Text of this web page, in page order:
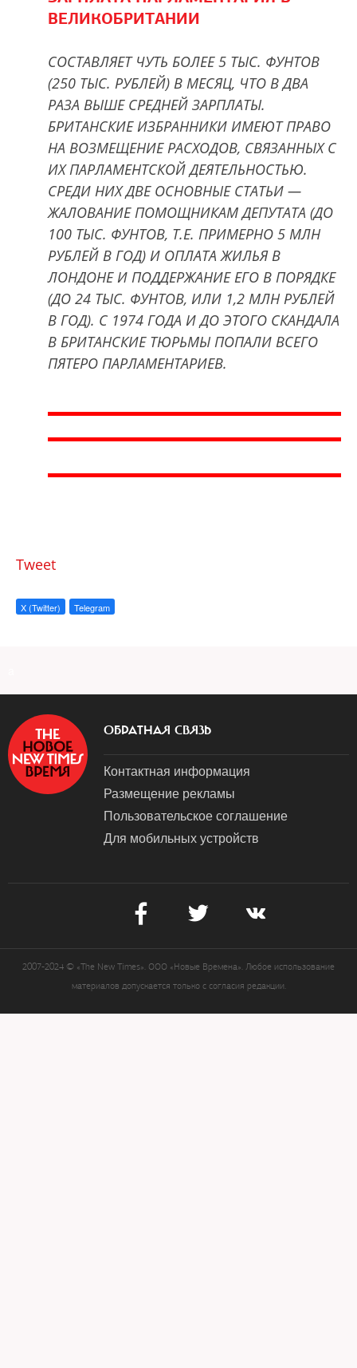
ВЕЛИКОБРИТАНИИ
СОСТАВЛЯЕТ ЧУТЬ БОЛЕЕ 5 ТЫС. ФУНТОВ
(250 ТЫС. РУБЛЕЙ) В МЕСЯЦ, ЧТО В ДВА
РАЗА ВЫШЕ СРЕДНЕЙ ЗАРПЛАТЫ.
БРИТАНСКИЕ ИЗБРАННИКИ ИМЕЮТ ПРАВО
НА ВОЗМЕЩЕНИЕ РАСХОДОВ, СВЯЗАННЫХ С
ИХ ПАРЛАМЕНТСКОЙ ДЕЯТЕЛЬНОСТЬЮ.
СРЕДИ НИХ ДВЕ ОСНОВНЫЕ СТАТЬИ —
ЖАЛОВАНИЕ ПОМОЩНИКАМ ДЕПУТАТА (ДО
100 ТЫС. ФУНТОВ, Т.Е. ПРИМЕРНО 5 МЛН
РУБЛЕЙ В ГОД) И ОПЛАТА ЖИЛЬЯ В
ЛОНДОНЕ И ПОДДЕРЖАНИЕ ЕГО В ПОРЯДКЕ
(ДО 24 ТЫС. ФУНТОВ, ИЛИ 1,2 МЛН РУБЛЕЙ
В ГОД). С 1974 ГОДА И ДО ЭТОГО СКАНДАЛА
В БРИТАНСКИЕ ТЮРЬМЫ ПОПАЛИ ВСЕГО
ПЯТЕРО ПАРЛАМЕНТАРИЕВ.
Tweet
X (Twitter) Telegram
ОБРАТНАЯ СВЯЗЬ
Контактная информация
Размещение рекламы
Пользовательское соглашение
Для мобильных устройств
2007-2024 © «The New Times». ООО «Новые Времена». Любое использование
материалов допускается только с согласия редакции.